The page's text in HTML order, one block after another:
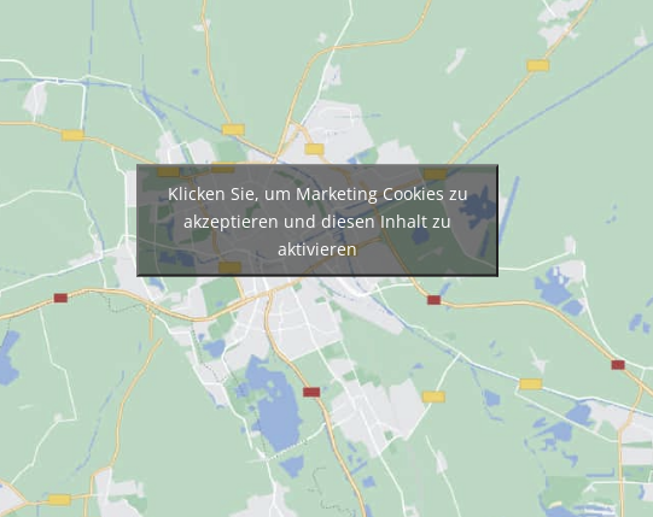
Klicken Sie, um Marketing Cookies zu
akzeptieren und diesen Inhalt zu
aktivieren